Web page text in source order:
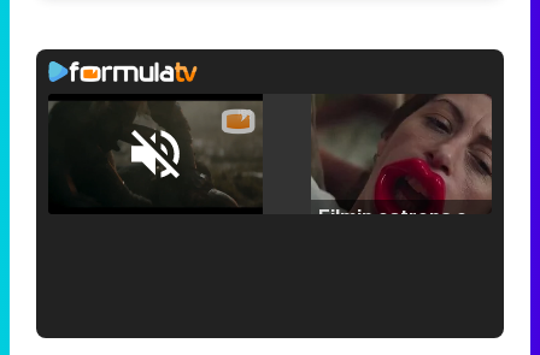
Unmute /
Loaded:
25.30%